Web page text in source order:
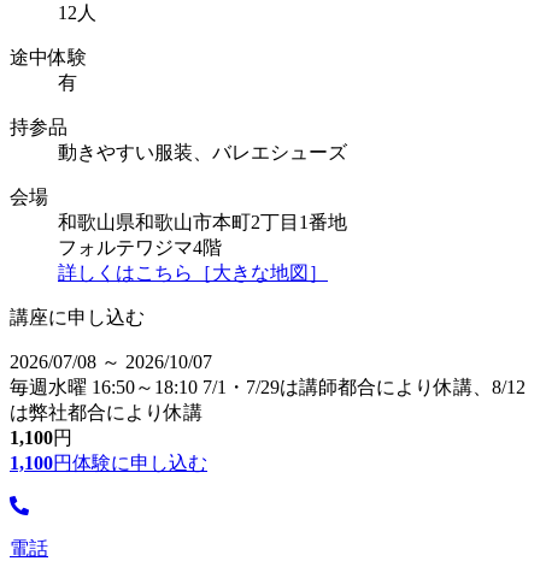
12人
途中体験
有
持参品
動きやすい服装、バレエシューズ
会場
和歌山県和歌山市本町2丁目1番地
フォルテワジマ4階
詳しくはこちら［大きな地図］
講座に申し込む
2026/07/08 ～ 2026/10/07
毎週水曜 16:50～18:10 7/1・7/29は講師都合により休講、8/12
は弊社都合により休講
1,100円
1,100円体験に申し込む
電話